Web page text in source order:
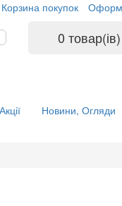
Корзина покупок
0
Акції Новини, Огляди